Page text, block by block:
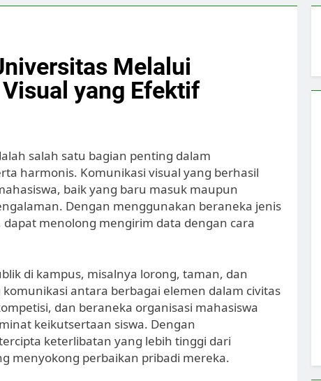
Melalui
yang Efektif
salah satu bagian penting dalam
harmonis. Komunikasi visual yang berhasil
baik yang baru masuk maupun
Dengan menggunakan beraneka jenis
menolong mengirim data dengan cara
di kampus, misalnya lorong, taman, dan
antara berbagai elemen dalam civitas
dan beraneka organisasi mahasiswa
keikutsertaan siswa. Dengan
keterlibatan yang lebih tinggi dari
menyokong perbaikan pribadi mereka.